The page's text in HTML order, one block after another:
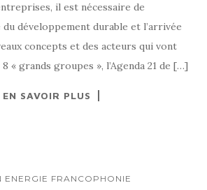
il est nécessaire de
développement durable et l’arrivée
concepts et des acteurs qui vont
« grands groupes », l’Agenda 21 de […]
EN SAVOIR PLUS
ENERGIE FRANCOPHONIE